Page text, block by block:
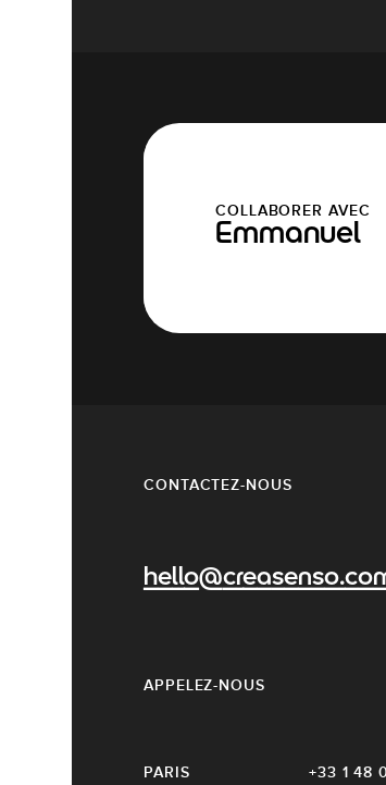
COLLABORER AVEC
Emmanuel
CONTACTEZ-NOUS
APPELEZ-NOUS
PARIS +33 1 48